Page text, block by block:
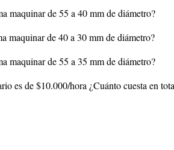
maquinar de 55 a 40 mm de diámetro?
maquinar de 40 a 30 mm de diámetro?
maquinar de 55 a 35 mm de diámetro?
es de $10.000/hora ¿Cuánto cuesta en